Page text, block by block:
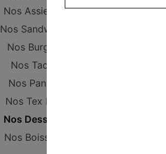
Nos Assiettes
Nos Sandwichs
Nos Burgers
Nos Tacos
Nos Paninis
Nos Tex Mex
Nos Desserts
Nos Boissons